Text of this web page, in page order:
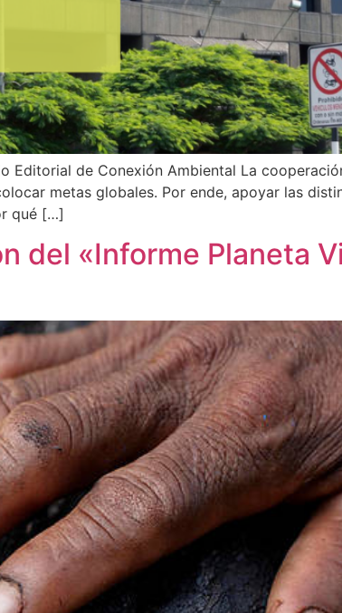
Editorial de Conexión Ambiental La
metas globales. Por ende, apoyar las
qué […]
del «Informe Planeta